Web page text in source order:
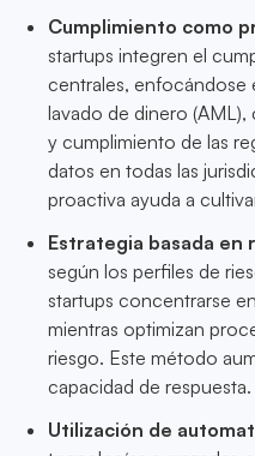
Cumplimiento como
startups integren el
centrales, enfocándose
lavado de dinero
y cumplimiento de las
datos en todas las
proactiva ayuda a
Estrategia basada en
según los perfiles de
startups concentrarse
mientras optimizan
riesgo. Este método
capacidad de respuesta.
Utilización de